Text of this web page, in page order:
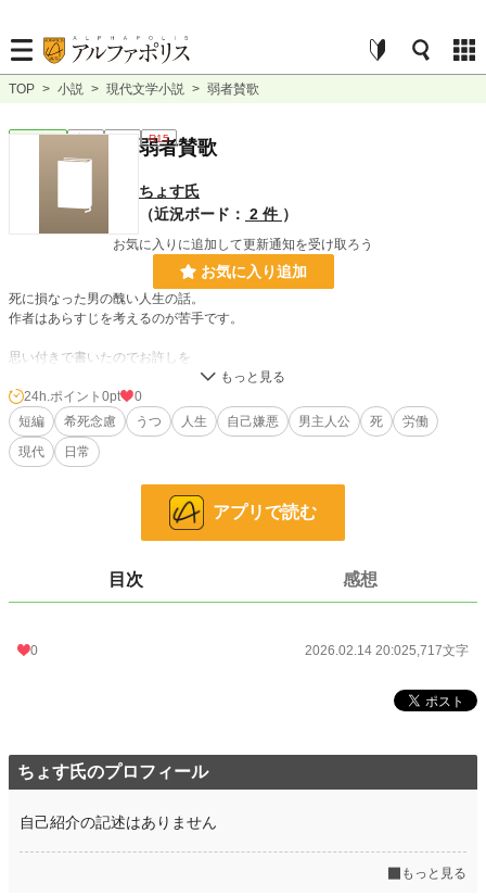
TOP > 小説 > 現代文学小説 > 弱者賛歌
現代文学 完結 R15
弱者賛歌
ちょす氏
（近況ボード： 2 件 ）
お気に入りに追加して更新通知を受け取ろう
お気に入り追加
死に損なった男の醜い人生の話。
作者はあらすじを考えるのが苦手です。
思い付きで書いたのでお許しを
小説 228,726 位 / 228,726 件
現代文学 9,620 位 / 9,620 件
年間ポイント 375 pt (110,484 位)
累計ポイント 382 pt (223,551 位)
24h.ポイント 0pt
0
短編
希死念慮 うつ 人生 自己嫌悪 男主人公 死
労働
現代
日常
アプリで読む
目次 感想
0 2026.02.14 20:025,717文字
ちょす氏のプロフィール
自己紹介の記述はありません
もっと見る